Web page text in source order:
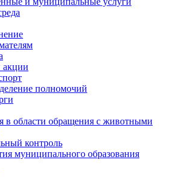
акции
полномочий
в области обращения с животными
контроль
муниципального образования